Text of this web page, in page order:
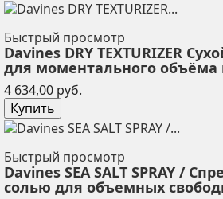
Быстрый просмотр
Davines DRY TEXTURIZER
для моментального объёма
4 634,00 руб.
Купить
Быстрый просмотр
Davines SEA SALT SPRAY /
солью для объемных